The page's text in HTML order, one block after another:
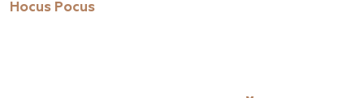
Hocus Pocus